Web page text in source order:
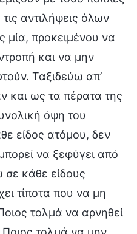
αντιλήψεις όλων
προκειμένου να
και να μην
Ταξιδεύω απ’
και ως τα πέρατα της
όψη του
είδος ατόμου, δεν
να ξεφύγει από
κάθε είδους
τίποτα που να μη
τολμά να αρνηθεί